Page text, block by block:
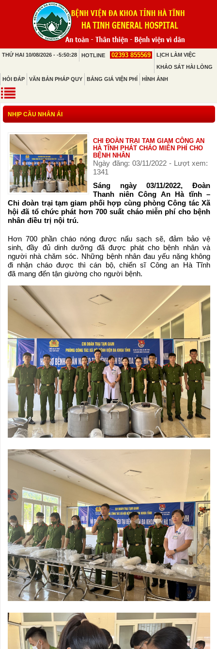
THỨ HAI 10/08/2026 - -5:50:28 HOTLINE 02393 855569 LỊCH LÀM VIỆC
KHẢO SÁT HÀI LÒNG
HỎI ĐÁP VĂN BẢN PHÁP QUY BẢNG GIÁ VIỆN PHÍ HÌNH ẢNH
NHỊP CẦU NHÂN ÁI
CHI ĐOÀN TRẠI TAM GIAM CÔNG AN
HÀ TĨNH PHÁT CHÁO MIỄN PHÍ CHO
BỆNH NHÂN
Ngày đăng: 03/11/2022 - Lượt xem:
1341
Sáng ngày 03/11/2022, Đoàn
Thanh niên Công An Hà tĩnh –
Chi đoàn trại tạm giam phối hợp cùng phòng Công tác Xã
hội đã tổ chức phát hơn 700 suất cháo miễn phí cho bệnh
nhân điều trị nội trú.
Hơn 700 phần cháo nóng được nấu sạch sẽ, đảm bảo vệ
sinh, đầy đủ dinh dưỡng đã được phát cho bệnh nhân và
người nhà chăm sóc. Những bệnh nhân đau yếu nặng không
đi nhận cháo được thì cán bộ, chiến sĩ Công an Hà Tĩnh
đã mang đến tận giường cho người bệnh.